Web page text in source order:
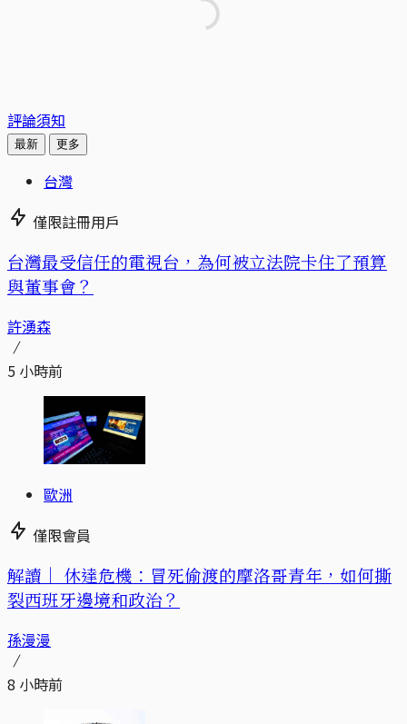
評論須知
最新 更多
台灣
僅限註冊用戶
台灣最受信任的電視台，為何被立法院卡住了預算
與董事會？
許湧森
5 小時前
歐洲
僅限會員
解讀｜ 休達危機：冒死偷渡的摩洛哥青年，如何撕
裂西班牙邊境和政治？
孫漫漫
8 小時前